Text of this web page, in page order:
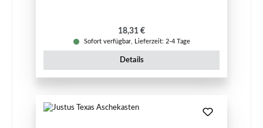
Regulärer Preis:
18,31 €
Sofort verfügbar, Lieferzeit: 2-4 Tage
Details